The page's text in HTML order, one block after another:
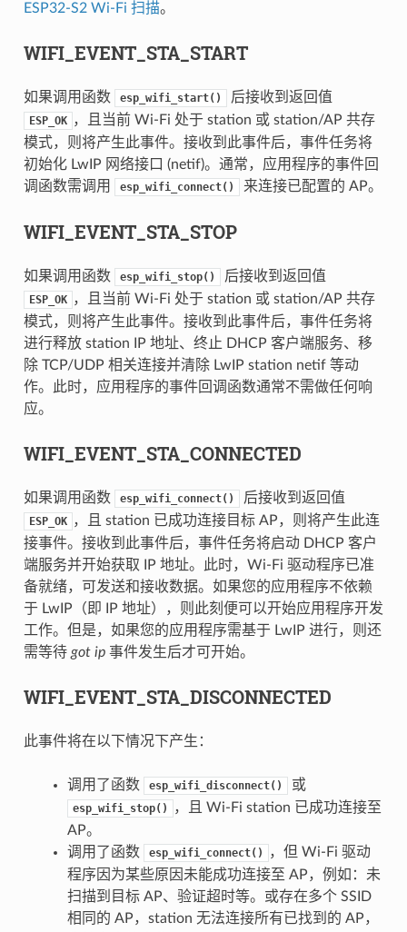
ESP32-S2 Wi-Fi 扫描。
WIFI_EVENT_STA_START
如果调用函数 esp_wifi_start() 后接收到返回值
ESP_OK ，且当前 Wi-Fi 处于 station 或 station/AP 共存
模式，则将产生此事件。接收到此事件后，事件任务将
初始化 LwIP 网络接口 (netif)。通常，应用程序的事件回
调函数需调用
esp_wifi_connect() 来连接已配置的 AP。
WIFI_EVENT_STA_STOP
如果调用函数 esp_wifi_stop() 后接收到返回值
ESP_OK ，且当前 Wi-Fi 处于 station 或 station/AP 共存
模式，则将产生此事件。接收到此事件后，事件任务将
进行释放 station IP 地址、终止 DHCP 客户端服务、移
除 TCP/UDP 相关连接并清除 LwIP station netif 等动
作。此时，应用程序的事件回调函数通常不需做任何响
应。
WIFI_EVENT_STA_CONNECTED
如果调用函数 esp_wifi_connect() 后接收到返回值
ESP_OK ，且 station 已成功连接目标 AP，则将产生此连
接事件。接收到此事件后，事件任务将启动 DHCP 客户
端服务并开始获取 IP 地址。此时，Wi-Fi 驱动程序已准
备就绪，可发送和接收数据。如果您的应用程序不依赖
于 LwIP（即 IP 地址），则此刻便可以开始应用程序开发
工作。但是，如果您的应用程序需基于 LwIP 进行，则还
需等待 got ip事件发生后才可开始。
WIFI_EVENT_STA_DISCONNECTED
此事件将在以下情况下产生：
调用了函数 esp_wifi_disconnect() 或
esp_wifi_stop()
，且 Wi-Fi station 已成功连接至
AP。
调用了函数
esp_wifi_connect()
，但 Wi-Fi 驱动
程序因为某些原因未能成功连接至 AP，例如：未
扫描到目标 AP、验证超时等。或存在多个 SSID
相同的 AP，station 无法连接所有已找到的 AP，